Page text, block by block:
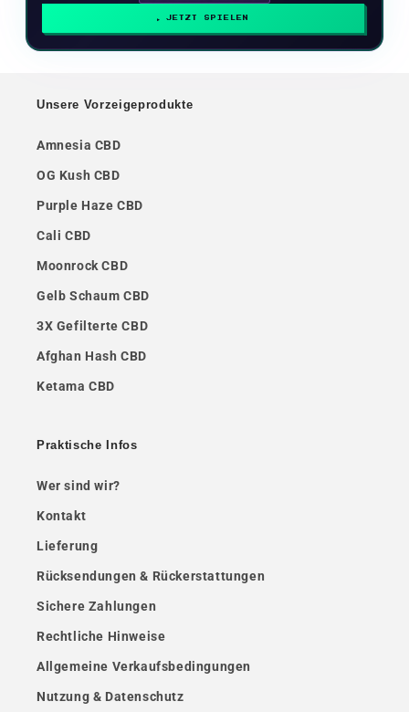
JETZT SPIELEN
Unsere Vorzeigeprodukte
Amnesia CBD
OG Kush CBD
Purple Haze CBD
Cali CBD
Moonrock CBD
Gelb Schaum CBD
3X Gefilterte CBD
Afghan Hash CBD
Ketama CBD
Praktische Infos
Wer sind wir?
Kontakt
Lieferung
Rücksendungen & Rückerstattungen
Sichere Zahlungen
Rechtliche Hinweise
Allgemeine Verkaufsbedingungen
Nutzung & Datenschutz